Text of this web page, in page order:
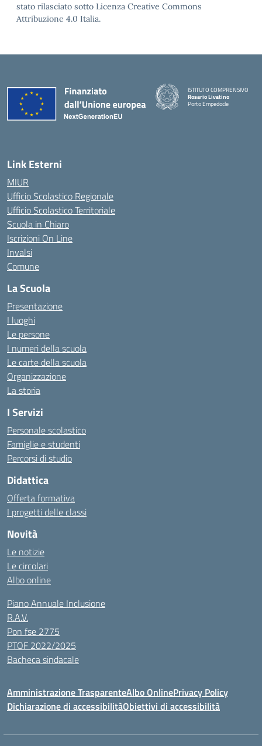
stato rilasciato sotto Licenza Creative Commons
Attribuzione 4.0 Italia.
ISTITUTO COMPRENSIVO
Rosario Livatino
Porto Empedocle
Link Esterni
MIUR
Ufficio Scolastico Regionale
Ufficio Scolastico Territoriale
Scuola in Chiaro
Iscrizioni On Line
Invalsi
Comune
La Scuola
Presentazione
I luoghi
Le persone
I numeri della scuola
Le carte della scuola
Organizzazione
La storia
I Servizi
Personale scolastico
Famiglie e studenti
Percorsi di studio
Didattica
Offerta formativa
I progetti delle classi
Novità
Le notizie
Le circolari
Albo online
Piano Annuale Inclusione
R.A.V.
Pon fse 2775
PTOF 2022/2025
Bacheca sindacale
Amministrazione TrasparenteAlbo OnlinePrivacy Policy
Dichiarazione di accessibilitàObiettivi di accessibilità